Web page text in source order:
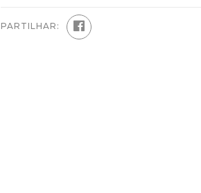
PARTILHAR: